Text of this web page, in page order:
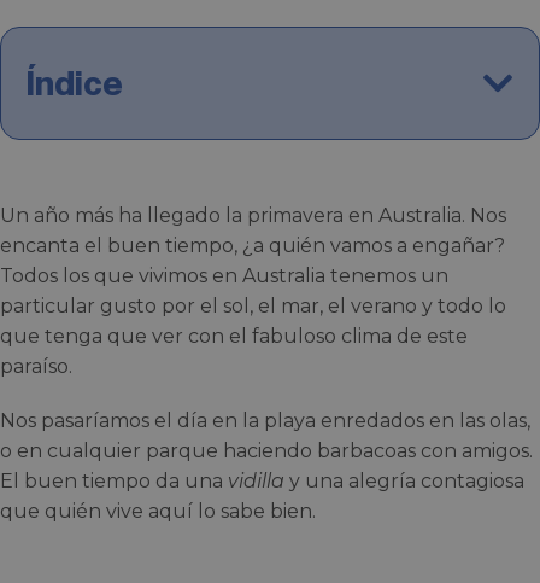
Índice
Un año más ha llegado la primavera en Australia. Nos
encanta el buen tiempo, ¿a quién vamos a engañar?
Todos los que vivimos en Australia tenemos un
particular gusto por el sol, el mar, el verano y todo lo
que tenga que ver con el fabuloso clima de este
paraíso.
Nos pasaríamos el día en la playa enredados en las olas,
o en cualquier parque haciendo barbacoas con amigos.
El buen tiempo da una vidilla y una alegría contagiosa
que quién vive aquí lo sabe bien.